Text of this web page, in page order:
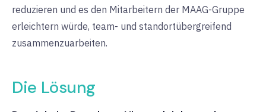
reduzieren und es den Mitarbeitern der MAAG-Gruppe
erleichtern würde, team- und standortübergreifend
zusammenzuarbeiten.
Die Lösung